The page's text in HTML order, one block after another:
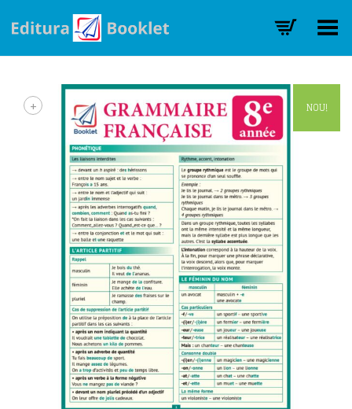
Toggle Menu
NOU!
+